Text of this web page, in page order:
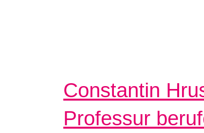
Constantin
Professur